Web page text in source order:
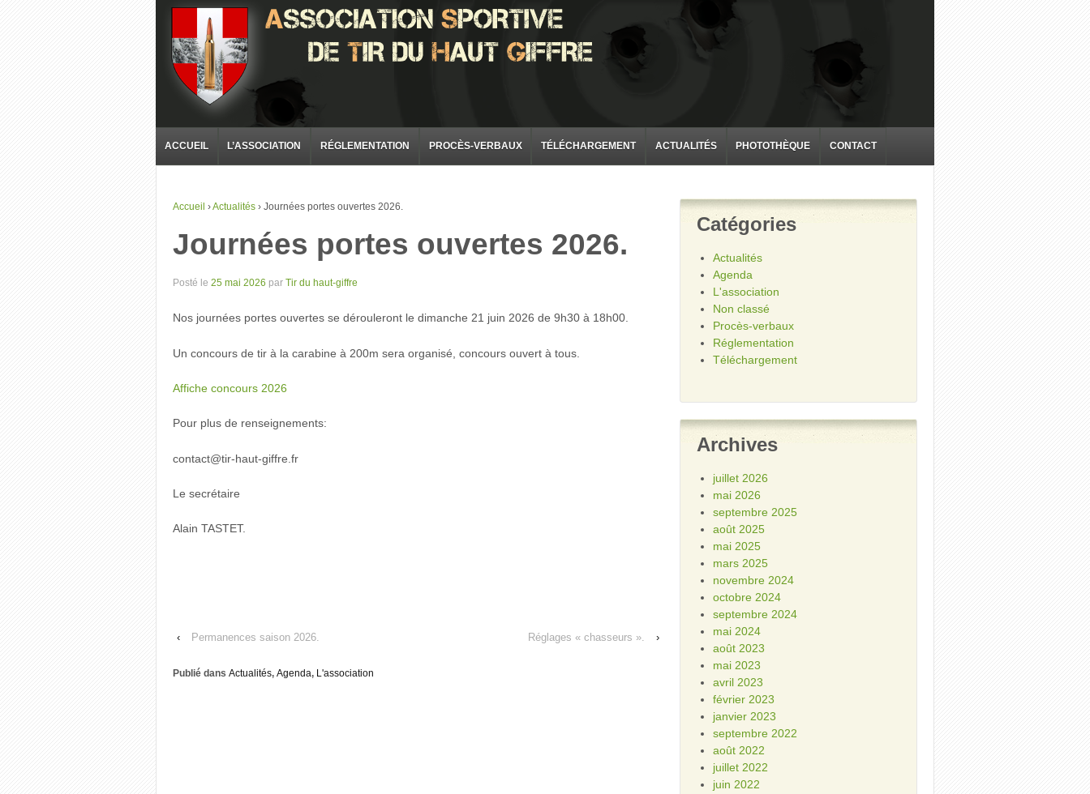
ACCUEIL L’ASSOCIATION RÉGLEMENTATION PROCÈS-VERBAUX TÉLÉCHARGEMENT ACTUALITÉS PHOTOTHÈQUE CONTACT
Accueil ›Actualités › Journées portes ouvertes 2026.
Journées portes ouvertes 2026.
Posté le 25 mai 2026 par Tir du haut-giffre
Nos journées portes ouvertes se dérouleront le dimanche 21 juin 2026 de 9h30 à 18h00.
Un concours de tir à la carabine à 200m sera organisé, concours ouvert à tous.
Affiche concours 2026
Pour plus de renseignements:
contact@tir-haut-giffre.fr
Le secrétaire
Alain TASTET.
‹ Permanences saison 2026. Réglages « chasseurs ». ›
Publié dans Actualités, Agenda, L'association
Catégories
Actualités
Agenda
L'association
Non classé
Procès-verbaux
Réglementation
Téléchargement
Archives
juillet 2026
mai 2026
septembre 2025
août 2025
mai 2025
mars 2025
novembre 2024
octobre 2024
septembre 2024
mai 2024
août 2023
mai 2023
avril 2023
février 2023
janvier 2023
septembre 2022
août 2022
juillet 2022
juin 2022